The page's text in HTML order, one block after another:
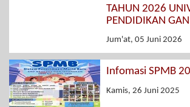
TAHUN 2026
PENDIDIKAN
Jum'at, 05 Juni 2026
Infomasi SPMB
Kamis, 26 Juni 2025